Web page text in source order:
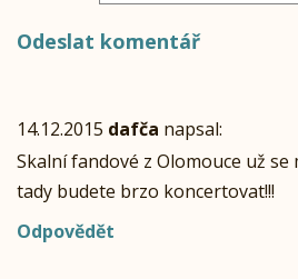
14.12.2015 dafča napsal:
Skalní fandové z Olomouce už se
tady budete brzo koncertovat!!!
Odpovědět